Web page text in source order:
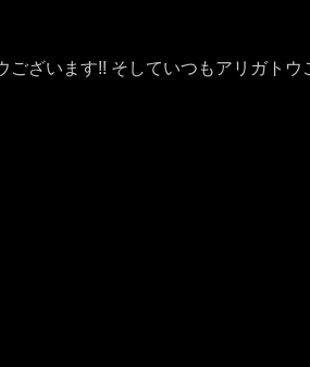
ざいます!! そしていつもアリガト